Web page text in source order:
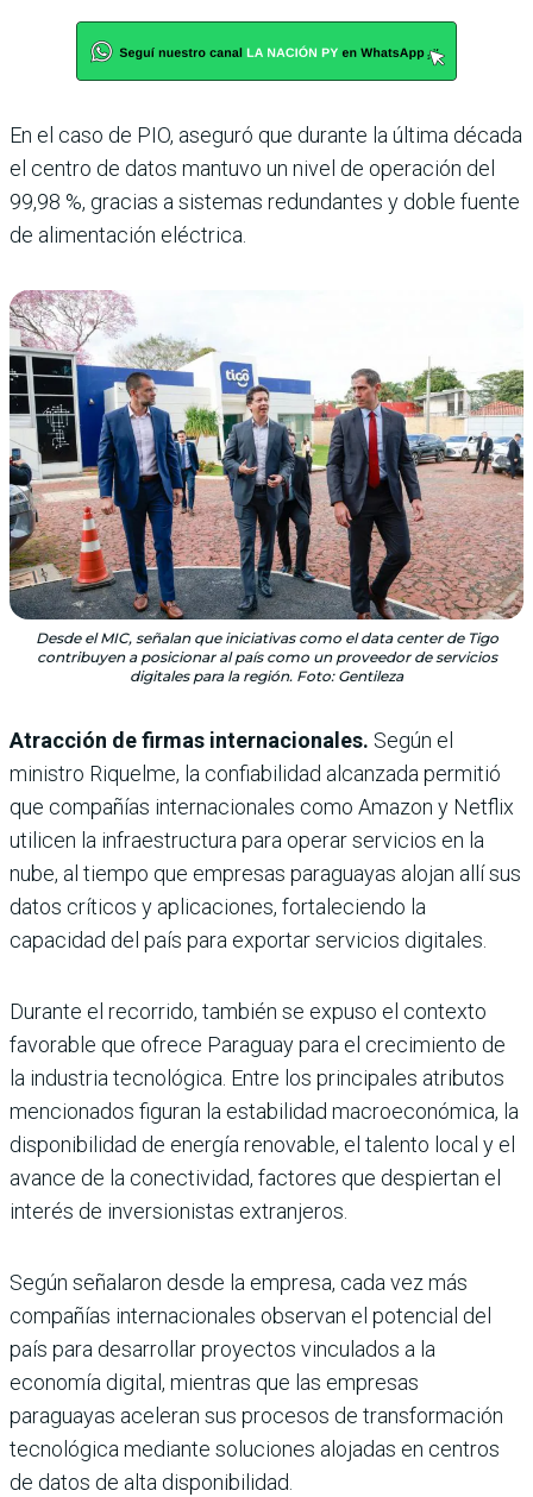
En el caso de PIO, aseguró que durante la última década
el centro de datos mantuvo un nivel de operación del
99,98 %, gracias a sistemas redundantes y doble fuente
de alimentación eléctrica.
Desde el MIC, señalan que iniciativas como el data center de Tigo
contribuyen a posicionar al país como un proveedor de servicios
digitales para la región. Foto: Gentileza
Atracción de firmas internacionales. Según el
ministro Riquelme, la confiabilidad alcanzada permitió
que compañías internacionales como Amazon y Netflix
utilicen la infraestructura para operar servicios en la
nube, al tiempo que empresas paraguayas alojan allí sus
datos críticos y aplicaciones, fortaleciendo la
capacidad del país para exportar servicios digitales.
Durante el recorrido, también se expuso el contexto
favorable que ofrece Paraguay para el crecimiento de
la industria tecnológica. Entre los principales atributos
mencionados figuran la estabilidad macroeconómica, la
disponibilidad de energía renovable, el talento local y el
avance de la conectividad, factores que despiertan el
interés de inversionistas extranjeros.
Según señalaron desde la empresa, cada vez más
compañías internacionales observan el potencial del
país para desarrollar proyectos vinculados a la
economía digital, mientras que las empresas
paraguayas aceleran sus procesos de transformación
tecnológica mediante soluciones alojadas en centros
de datos de alta disponibilidad.